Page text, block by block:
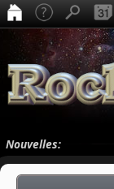
Nouvelles: